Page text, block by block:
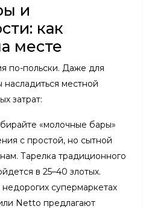
и
как
месте
по-польски. Даже для
насладиться местной
затрат:
«молочные бары»
с простой, но сытной
Тарелка традиционного
в 25–40 злотых.
супермаркетах
Netto предлагают